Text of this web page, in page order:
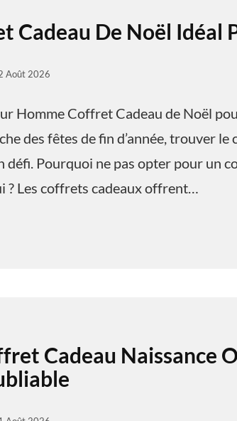
Cadeau De Noël Idéal
Août 2026
Homme Coffret Cadeau de Noël
des fêtes de fin d’année, trouver le
défi. Pourquoi ne pas opter pour un
Les coffrets cadeaux offrent…
Cadeau Naissance